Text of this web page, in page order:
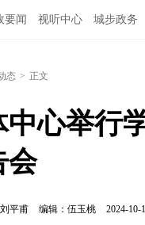
要闻 视听中心 城步政务
态 > 正文
心举行
会
平甫 编辑：伍玉桃 2024-10-